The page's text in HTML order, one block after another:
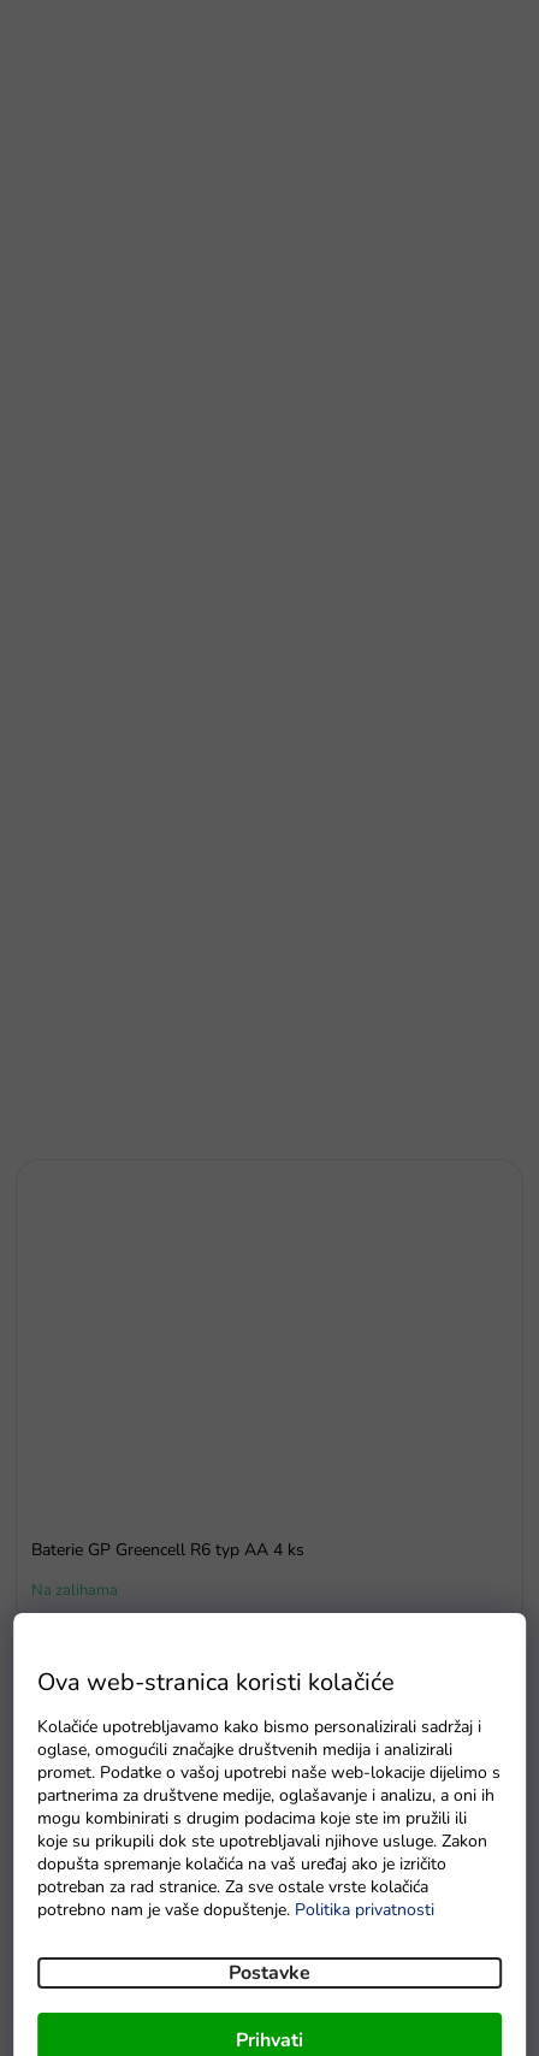
Ova web-stranica koristi kolačiće
Kolačiće upotrebljavamo kako bismo personalizirali sadržaj i
oglase, omogućili značajke društvenih medija i analizirali
promet. Podatke o vašoj upotrebi naše web-lokacije dijelimo s
partnerima za društvene medije, oglašavanje i analizu, a oni ih
mogu kombinirati s drugim podacima koje ste im pružili ili
koje su prikupili dok ste upotrebljavali njihove usluge. Zakon
dopušta spremanje kolačića na vaš uređaj ako je izričito
potreban za rad stranice. Za sve ostale vrste kolačića
potrebno nam je vaše dopuštenje. Politika privatnosti
Postavke
Prihvati
Baterie GP Greencell R6 typ AA 4 ks
Na zalihama
u redu